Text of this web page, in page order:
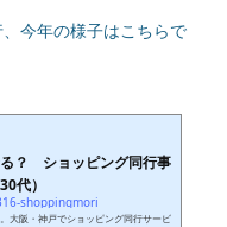
今年の様子はこちらで
？ ショッピング同行事
代）
shoppingmori
大阪・神戸でショッピング同行サービ